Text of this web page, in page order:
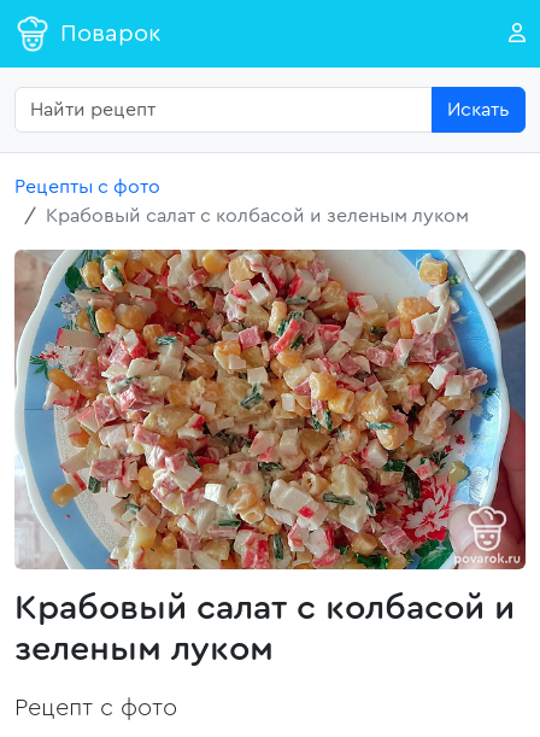
Поварок
Искать
Рецепты с фото
Крабовый салат с колбасой и зеленым луком
Крабовый салат с колбасой и
зеленым луком
Рецепт с фото